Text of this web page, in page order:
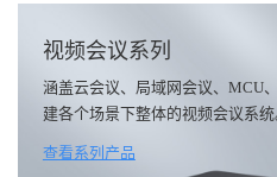
视频会议系列
涵盖云会议、局域网会议、MCU
建各个场景下整体的视频会议系统
查看系列产品